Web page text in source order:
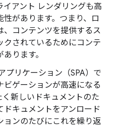
イアント レンダリングも高
があります。つまり、ロ
、コンテンツを提供するス
クされているためにコンテ
ります。
プリケーション（SPA）で
ビゲーションが高速になる
新しいドキュメントのた
キュメントをアンロード
ョンのたびにこれを繰り返